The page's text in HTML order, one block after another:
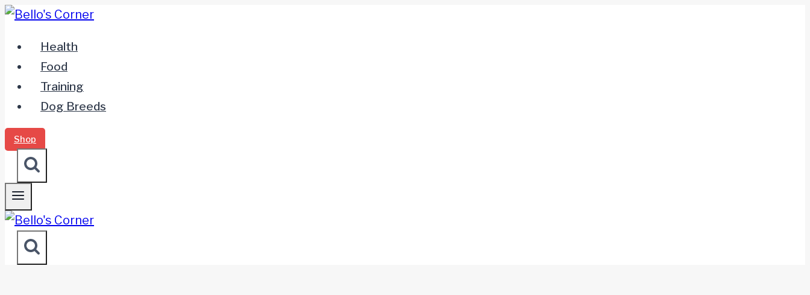
Zum
springenHealth
Food
Training
Dog Breeds
Shop